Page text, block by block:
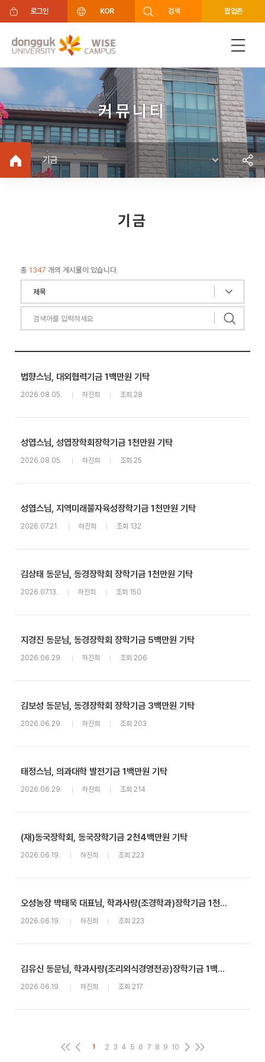
주메뉴 바로가기
푸터 바로가기
로그인 KOR 검색 팝업존
커뮤니티
기금
기금
총 1347 개의 게시물이 있습니다.
법향스님, 대외협력기금 1백만원 기탁
2026.08.05. 하진희 조회 28
성엽스님, 성엽장학회장학기금 1천만원 기탁
2026.08.05. 하진희 조회 25
성엽스님, 지역미래불자육성장학기금 1천만원 기탁
2026.07.21. 하진희 조회 132
김상태 동문님, 동경장학회 장학기금 1천만원 기탁
2026.07.13. 하진희 조회 150
지경진 동문님, 동경장학회 장학기금 5백만원 기탁
2026.06.29. 하진희 조회 206
김보성 동문님, 동경장학회 장학기금 3백만원 기탁
2026.06.29. 하진희 조회 203
태정스님, 의과대학 발전기금 1백만원 기탁
2026.06.29. 하진희 조회 214
(재)동국장학회, 동국장학기금 2천4백만원 기탁
2026.06.19. 하진희 조회 223
오성농장 박태욱 대표님, 학과사랑(조경학과)장학기금 1천5백만원 기탁
2026.06.19. 하진희 조회 223
김유신 동문님, 학과사랑(조리외식경영전공)장학기금 1백만원 기탁
2026.06.19. 하진희 조회 217
1 2 3 4 5 6 7 8 9 10